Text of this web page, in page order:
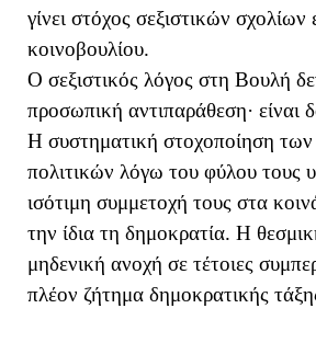
γίνει στόχος σεξιστικών σχολίων
κοινοβουλίου.
Ο σεξιστικός λόγος στη Βουλή
προσωπική αντιπαράθεση· είναι
Η συστηματική στοχοποίηση των
πολιτικών λόγω του φύλου τους
ισότιμη συμμετοχή τους στα
την ίδια τη δημοκρατία. Η
μηδενική ανοχή σε τέτοιες
πλέον ζήτημα δημοκρατικής